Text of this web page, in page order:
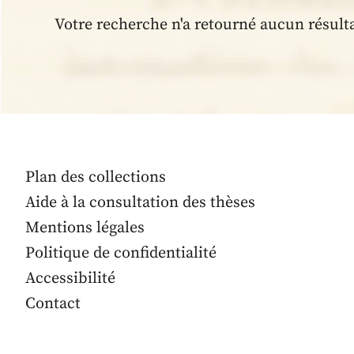
Votre recherche n'a retourné aucun
Plan des collections
Aide à la consultation des thèses
Mentions légales
Politique de confidentialité
Accessibilité
Contact